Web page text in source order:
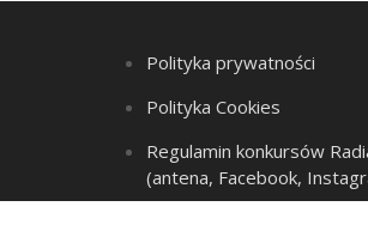
Polityka prywatności
Polityka Cookies
Regulamin konkursów
(antena, Facebook,